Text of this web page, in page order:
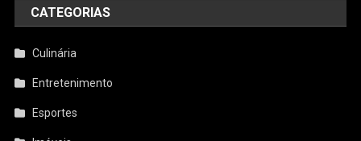
CATEGORIAS
Culinária
Entretenimento
Esportes